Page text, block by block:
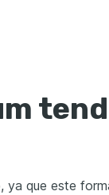
ya que este